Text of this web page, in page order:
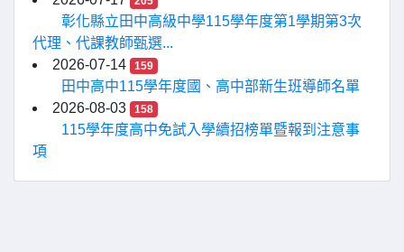
彰化縣立田中高級中學115學年度第1學期第3次
代理、代課教師甄選...
2026-07-14
159
田中高中115學年度國、高中部新生班導師名單
2026-08-03
158
115學年度高中免試入學續招榜單暨報到注意事
項